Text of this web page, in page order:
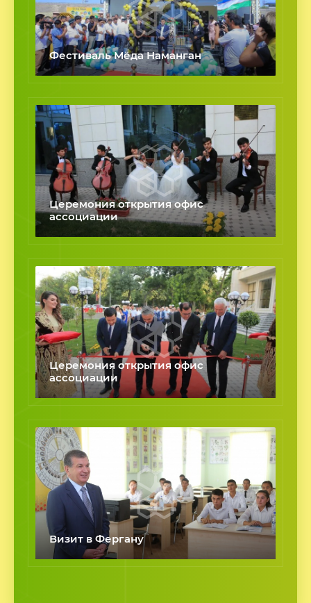
Фестиваль Мёда Наманган
Церемония открытия офис
ассоциации
Церемония открытия офис
ассоциации
Визит в Фергану